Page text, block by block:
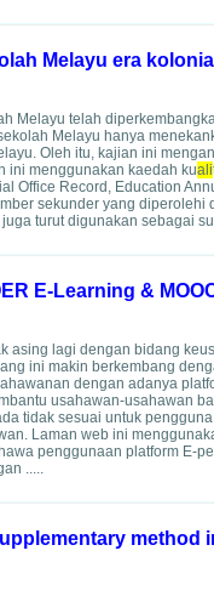
Melayu era
Melayu telah
Melayu hanya
Oleh itu, kajian ini mengan
ini menggunakan kaedah kuali
Office Record, Education
sekunder yang diperolehi
turut digunakan sebagai
E-Learning &
asing lagi dengan bidang
ini makin berkembang
dengan adanya
usahawan-usahawan
tidak sesuai untuk
Laman web ini
penggunaan platform E-
.....